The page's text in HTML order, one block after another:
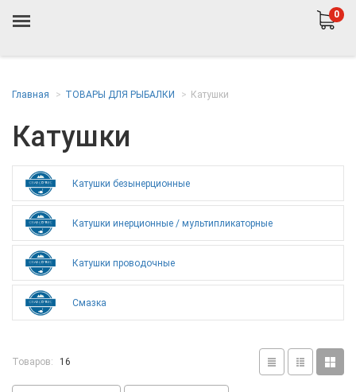
0
Главная ТОВАРЫ ДЛЯ РЫБАЛКИ Катушки
Катушки
Катушки безынерционные
Катушки инерционные / мультипликаторные
Катушки проводочные
Смазка
Товаров: 16